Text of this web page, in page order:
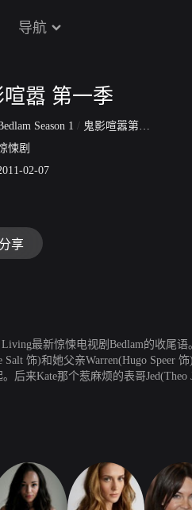
导航
喧嚣 第一季
Season 1 / 鬼影喧嚣第1季
悚剧
02-07
分享
最新惊悚电视剧Bedlam的收尾
Salt 饰)和她父亲Warren(Hugo
后来Kate那个惹麻烦的表哥